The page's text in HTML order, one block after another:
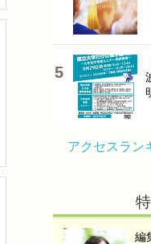
アクセスラン
編